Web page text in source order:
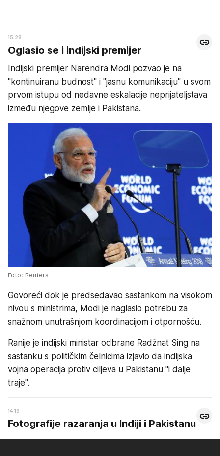
15:28
Oglasio se i indijski premijer
Indijski premijer Narendra Modi pozvao je na
"kontinuiranu budnost" i "jasnu komunikaciju" u svom
prvom istupu od nedavne eskalacije neprijateljstava
između njegove zemlje i Pakistana.
Foto: Reuters
Govoreći dok je predsedavao sastankom na visokom
nivou s ministrima, Modi je naglasio potrebu za
snažnom unutrašnjom koordinacijom i otpornošću.
Ranije je indijski ministar odbrane Radžnat Sing na
sastanku s političkim čelnicima izjavio da indijska
vojna operacija protiv ciljeva u Pakistanu "i dalje
traje".
14:19
Fotografije razaranja u Indiji i Pakistanu